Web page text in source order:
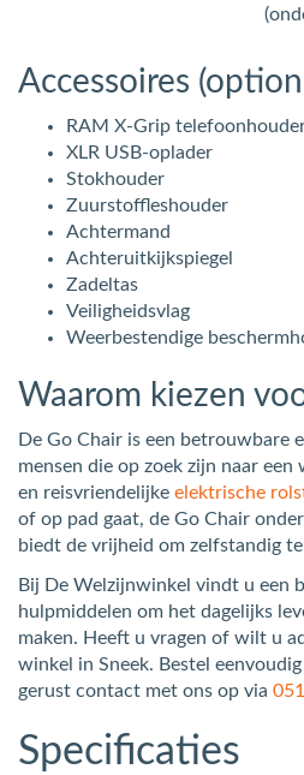
Accessoires
RAM X-Grip
XLR USB-oplader
Stokhouder
Zuurstoffleshouder
Achtermand
Achteruitkijkspiegel
Zadeltas
Veiligheidsvlag
Weerbestendige
Waarom kiezen
De Go Chair is een betrouwbare
mensen die op zoek zijn naar
en reisvriendelijke elektrische
of op pad gaat, de Go Chair
biedt de vrijheid om zelfstandig
Bij De Welzijnwinkel vindt u een
hulpmiddelen om het dagelijks
maken. Heeft u vragen of wilt u
winkel in Sneek. Bestel
gerust contact met ons op via
Specificaties